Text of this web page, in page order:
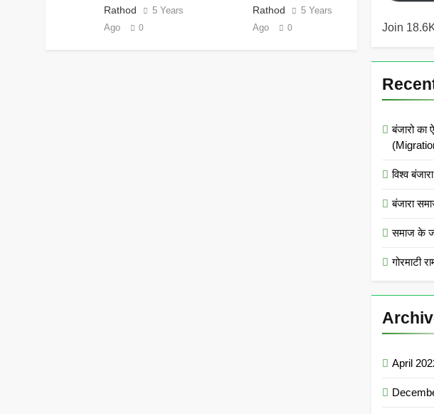
Rathod
5 Years
Ago
0
Rathod
5 Years
Ago
0 Join
बंजारो का
विश्व
बंजारा
समाज के
गोरमाटी
April